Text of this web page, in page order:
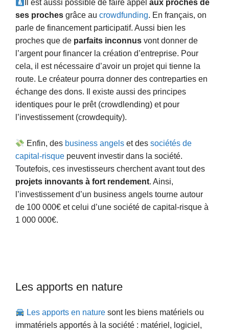
Il est aussi possible de faire appelaux proches de
ses proches grâce au crowdfunding. En français, on
parle de financement participatif. Aussi bien les
proches que de parfaits inconnus vont donner de
l’argent pour financer la création d’entreprise. Pour
cela, il est nécessaire d’avoir un projet qui tienne la
route. Le créateur pourra donner des contreparties en
échange des dons. Il existe aussi des principes
identiques pour le prêt (crowdlending) et pour
l’investissement (crowdequity).
Enfin, des business angels et dessociétés de
capital-risque peuvent investir dans la société.
Toutefois, ces investisseurs cherchent avant tout des
projets innovants à fort rendement. Ainsi,
l’investissement d’un business angels tourne autour
de 100 000€ et celui d’une société de capital-risque à
1 000 000€.
Les apports en nature
Les apports en nature sont les biens matériels ou
immatériels apportés à la société : matériel, logiciel,